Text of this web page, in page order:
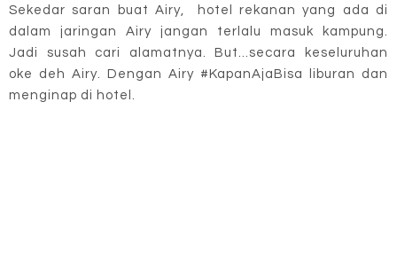
Sekedar saran buat Airy, hotel rekanan yang ada di
dalam jaringan Airy jangan terlalu masuk kampung.
Jadi susah cari alamatnya. But...secara keseluruhan
oke deh Airy. Dengan Airy #KapanAjaBisa liburan dan
menginap di hotel.